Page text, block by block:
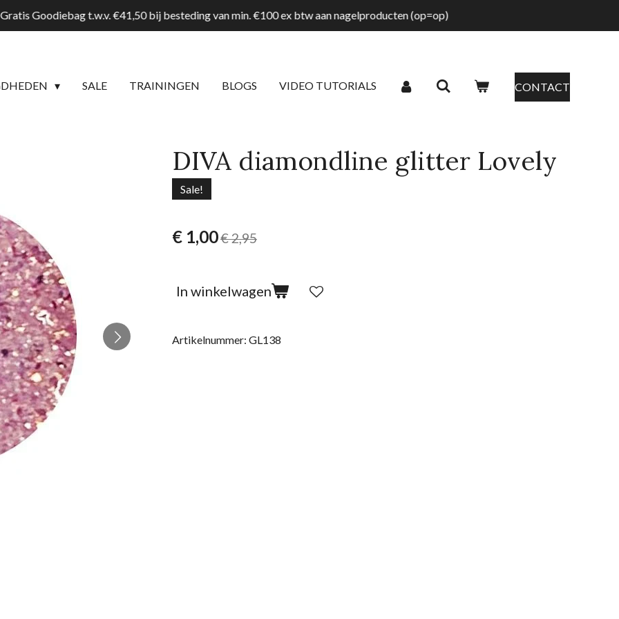
Goodiebag t.w.v. €41,50 bij besteding van min. €100 ex btw aan nagelproducten (op=op)
SALE TRAININGEN BLOGS VIDEO TUTORIALS CONTACT
DIVA diamondline glitter Lovely
Sale!
€ 1,00€ 2,95
In winkelwagen
Artikelnummer: GL138